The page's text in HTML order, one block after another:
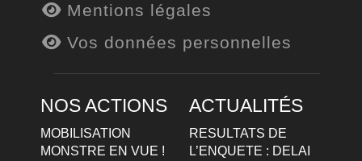
Mentions légales
Vos données personnelles
NOS ACTIONS
MOBILISATION
MONSTRE EN VUE !
ACTUALITÉS
RESULTATS DE
L’ENQUETE : DELAI